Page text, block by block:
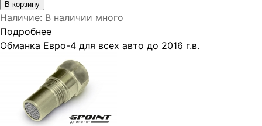
Наличие: В наличии много
Подробнее
Обманка Евро-4 для всех авто до 2016 г.в.